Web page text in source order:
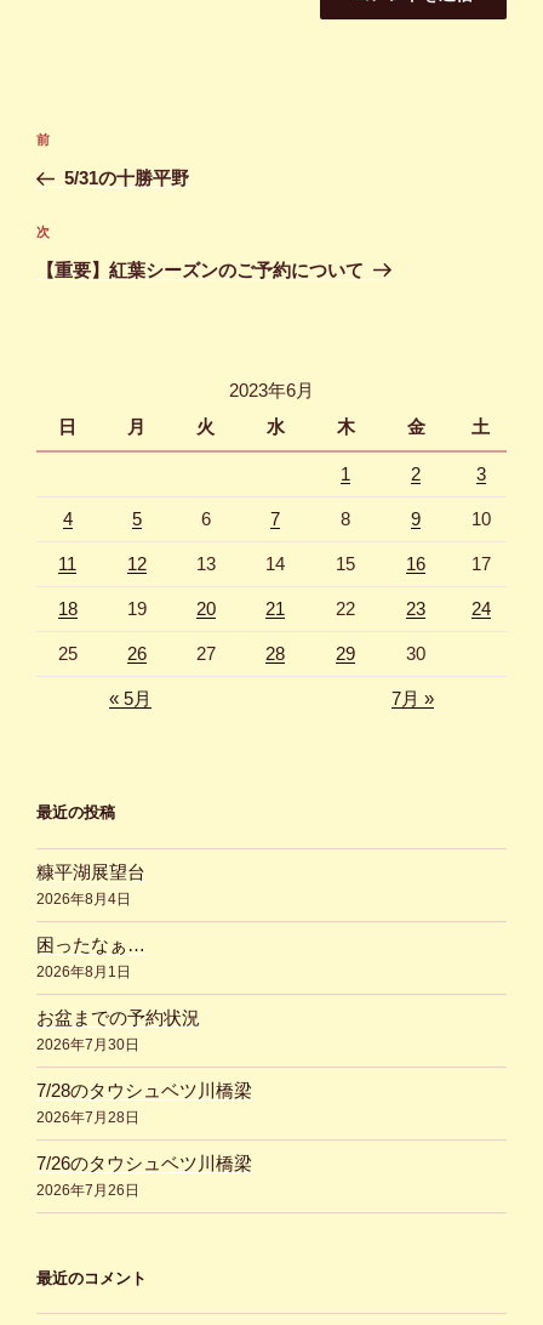
投
ナ
ビ
ゲ
前
の
稿
前
5/31の十勝平野
次
の
次
【重要】紅葉シーズンのご予約について
2023年6月
日
月 火 水 木 金 土
1 2 3
4 5 6 7 8 9 10
11 12 13 14 15 16 17
18 19 20 21 22 23 24
25 26 27 28 29 30
« 5月 7月 »
最近の投稿
糠平湖展望台
2026年8月4日
困ったなぁ…
2026年8月1日
お盆までの予約状況
2026年7月30日
7/28のタウシュベツ川橋梁
2026年7月28日
7/26のタウシュベツ川橋梁
2026年7月26日
最近のコメント